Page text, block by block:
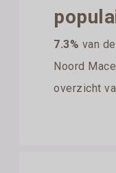
7.3% van
Noord
overzicht